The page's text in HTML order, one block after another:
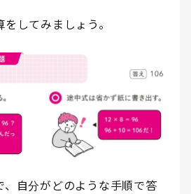
してみましょう。
、自分がどのような手順で答